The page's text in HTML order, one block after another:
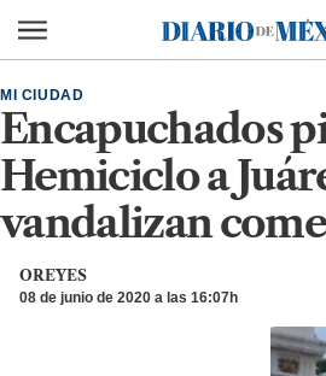
Diario de México
Encapuchados
Hemiciclo a
vandalizan
MI CIUDAD
OREYES
08 de junio de 2020 a las 16:07h